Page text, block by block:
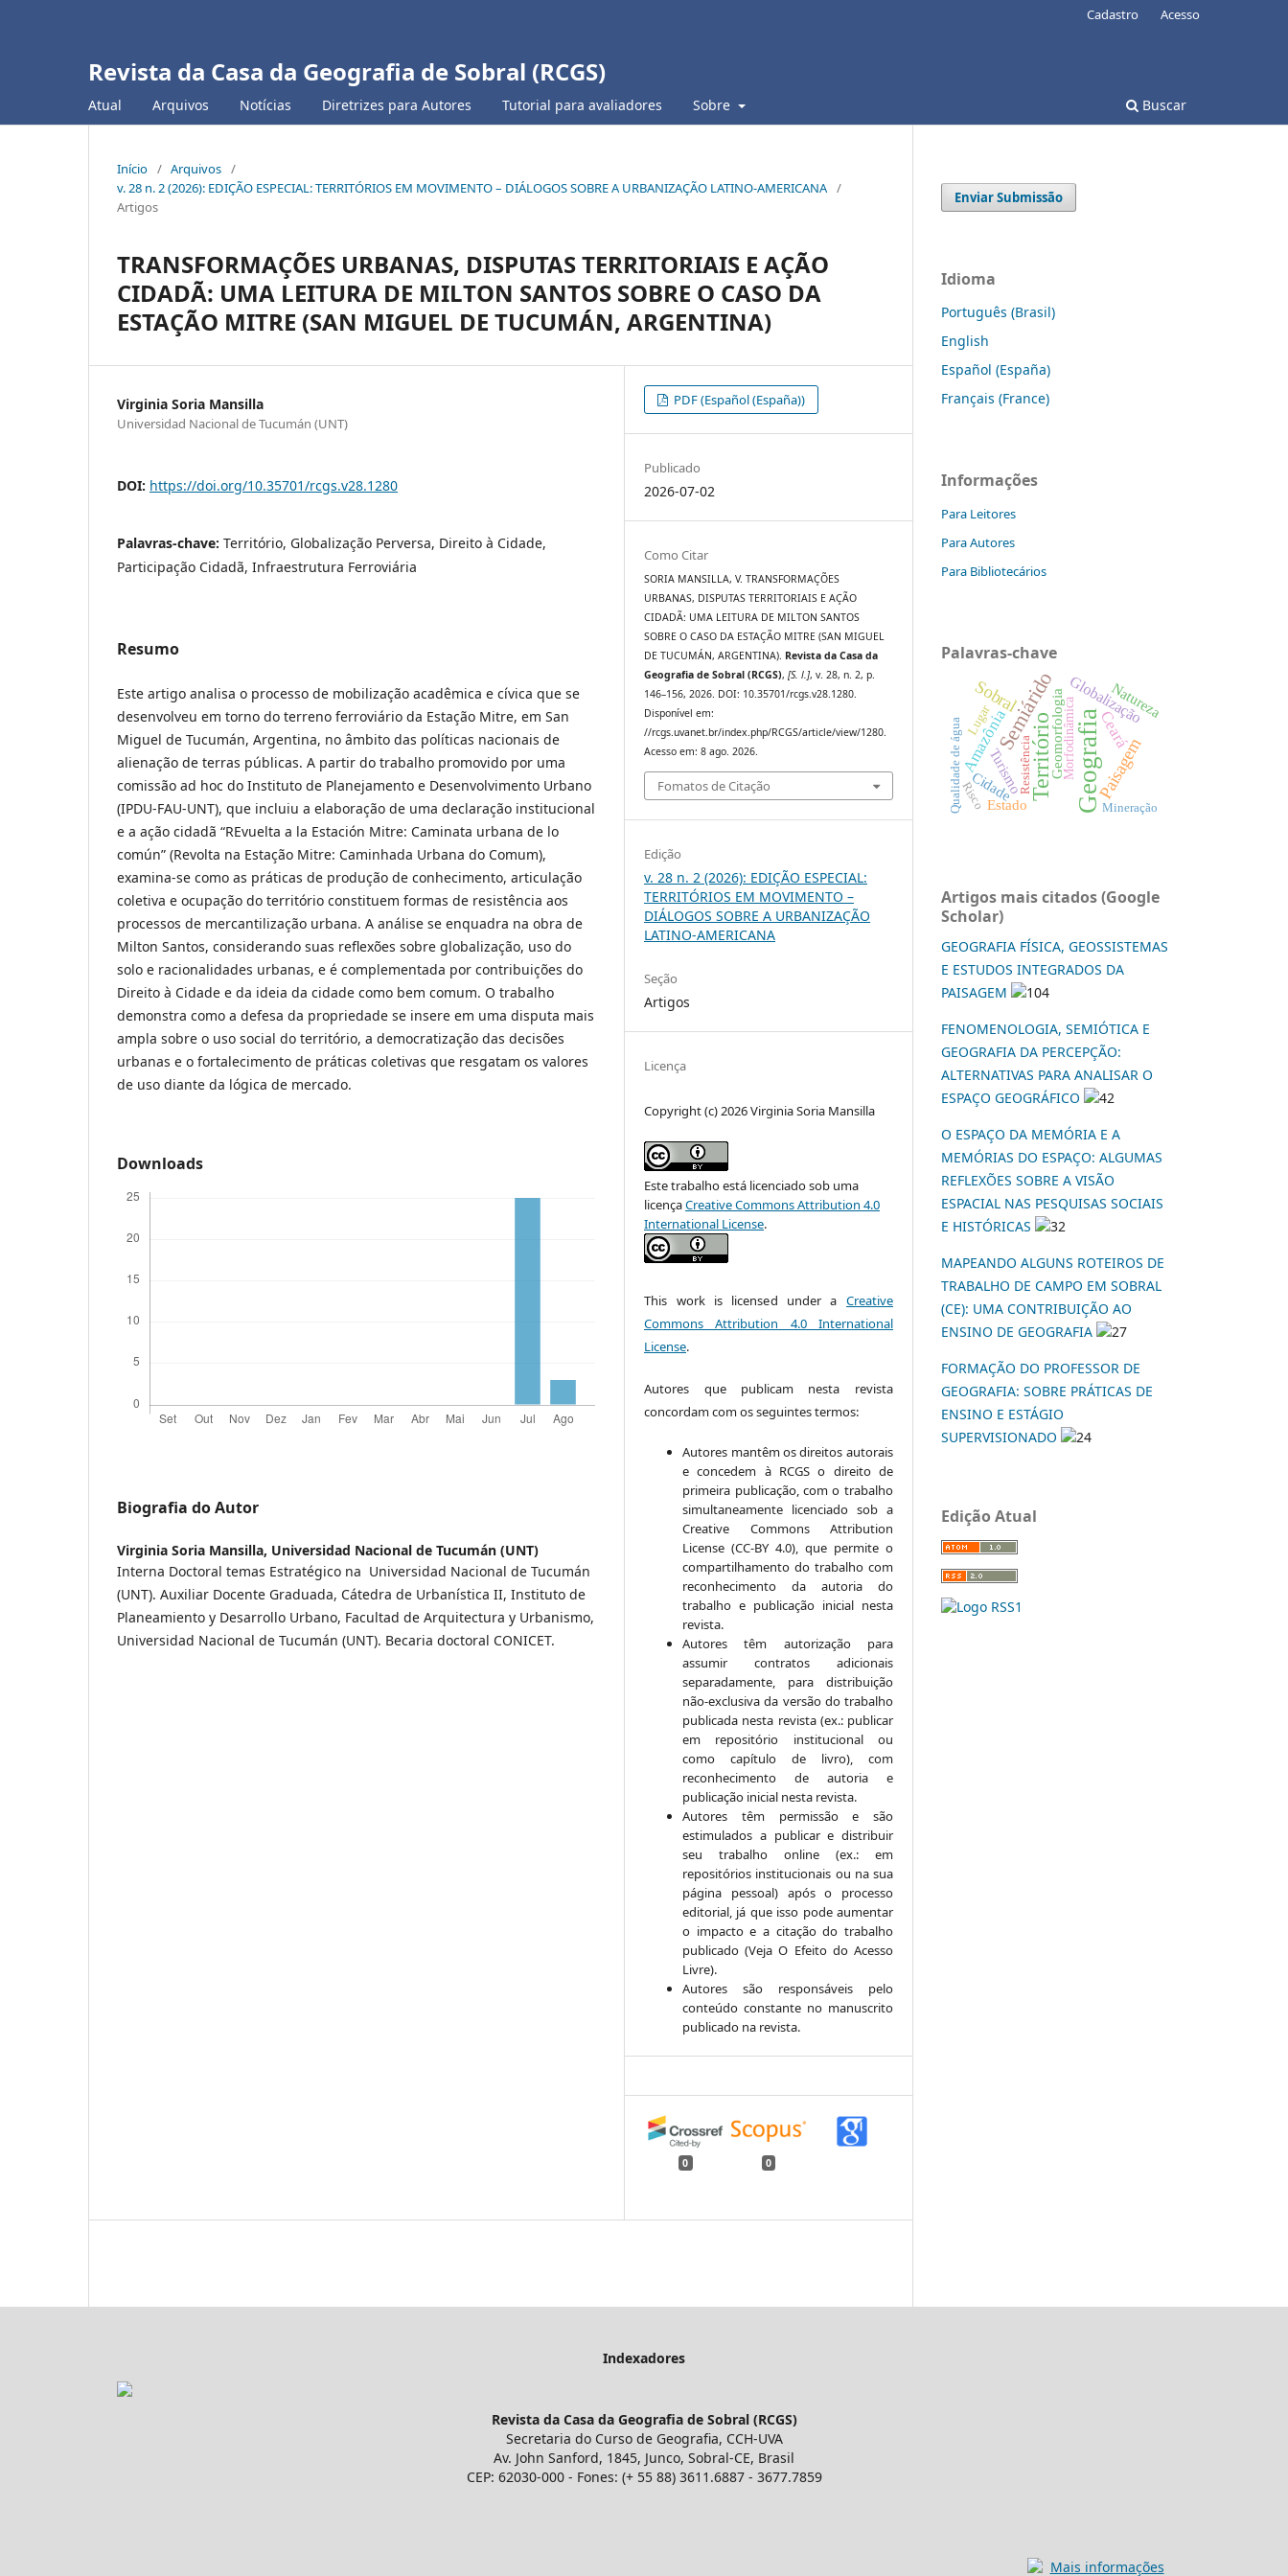
Revista da Casa da Geografia de Sobral (RCGS)
Atual Arquivos Notícias Diretrizes para Autores Tutorial para avaliadores Sobre Buscar
Cadastro Acesso
Início / Arquivos /
v. 28 n. 2 (2026): EDIÇÃO ESPECIAL: TERRITÓRIOS EM MOVIMENTO – DIÁLOGOS SOBRE A URBANIZAÇÃO LATINO-AMERICANA /
Artigos
TRANSFORMAÇÕES URBANAS, DISPUTAS TERRITORIAIS E AÇÃO
CIDADÃ: UMA LEITURA DE MILTON SANTOS SOBRE O CASO DA
ESTAÇÃO MITRE (SAN MIGUEL DE TUCUMÁN, ARGENTINA)
Virginia Soria Mansilla
Universidad Nacional de Tucumán (UNT)
DOI: https://doi.org/10.35701/rcgs.v28.1280
Palavras-chave: Território, Globalização Perversa, Direito à Cidade,
Participação Cidadã, Infraestrutura Ferroviária
Resumo
Este artigo analisa o processo de mobilização acadêmica e cívica que se
desenvolveu em torno do terreno ferroviário da Estação Mitre, em San
Miguel de Tucumán, Argentina, no âmbito das políticas nacionais de
alienação de terras públicas. A partir do trabalho promovido por uma
comissão ad hoc do Instituto de Planejamento e Desenvolvimento Urbano
(IPDU-FAU-UNT), que incluiu a elaboração de uma declaração institucional
e a ação cidadã “REvuelta a la Estación Mitre: Caminata urbana de lo
común” (Revolta na Estação Mitre: Caminhada Urbana do Comum),
examina-se como as práticas de produção de conhecimento, articulação
coletiva e ocupação do território constituem formas de resistência aos
processos de mercantilização urbana. A análise se enquadra na obra de
Milton Santos, considerando suas reflexões sobre globalização, uso do
solo e racionalidades urbanas, e é complementada por contribuições do
Direito à Cidade e da ideia da cidade como bem comum. O trabalho
demonstra como a defesa da propriedade se insere em uma disputa mais
ampla sobre o uso social do território, a democratização das decisões
urbanas e o fortalecimento de práticas coletivas que resgatam os valores
de uso diante da lógica de mercado.
Downloads
Biografia do Autor
Virginia Soria Mansilla, Universidad Nacional de Tucumán (UNT)
Interna Doctoral temas Estratégico na Universidad Nacional de Tucumán
(UNT). Auxiliar Docente Graduada, Cátedra de Urbanística II, Instituto de
Planeamiento y Desarrollo Urbano, Facultad de Arquitectura y Urbanismo,
Universidad Nacional de Tucumán (UNT). Becaria doctoral CONICET.
PDF (Español (España))
Publicado
2026-07-02
Como Citar
SORIA MANSILLA, V. TRANSFORMAÇÕES
URBANAS, DISPUTAS TERRITORIAIS E AÇÃO
CIDADÃ: UMA LEITURA DE MILTON SANTOS
SOBRE O CASO DA ESTAÇÃO MITRE (SAN MIGUEL
DE TUCUMÁN, ARGENTINA). Revista da Casa da
Geografia de Sobral (RCGS),[S. l.], v. 28, n. 2, p.
146–156, 2026. DOI: 10.35701/rcgs.v28.1280.
Disponível em:
//rcgs.uvanet.br/index.php/RCGS/article/view/1280.
Acesso em: 8 ago. 2026.
Fomatos de Citação
Edição
v. 28 n. 2 (2026): EDIÇÃO ESPECIAL:
TERRITÓRIOS EM MOVIMENTO –
DIÁLOGOS SOBRE A URBANIZAÇÃO
LATINO-AMERICANA
Seção
Artigos
Licença
Copyright (c) 2026 Virginia Soria Mansilla
Este trabalho está licenciado sob uma
licençaCreative Commons Attribution 4.0
International License.
This work is licensed under a Creative
Commons Attribution 4.0 International
License.
Autores que publicam nesta revista
concordam com os seguintes termos:
Autores mantêm os direitos autorais
e concedem à RCGS o direito de
primeira publicação, com o trabalho
simultaneamente licenciado sob a
Creative Commons Attribution
License (CC-BY 4.0), que permite o
compartilhamento do trabalho com
reconhecimento da autoria do
trabalho e publicação inicial nesta
revista.
Autores têm autorização para
assumir contratos adicionais
separadamente, para distribuição
não-exclusiva da versão do trabalho
publicada nesta revista (ex.: publicar
em repositório institucional ou
como capítulo de livro), com
reconhecimento de autoria e
publicação inicial nesta revista.
Autores têm permissão e são
estimulados a publicar e distribuir
seu trabalho online (ex.: em
repositórios institucionais ou na sua
página pessoal) após o processo
editorial, já que isso pode aumentar
o impacto e a citação do trabalho
publicado (Veja O Efeito do Acesso
Livre).
Autores são responsáveis pelo
conteúdo constante no manuscrito
publicado na revista.
0 0
Enviar Submissão
Idioma
Português (Brasil)
English
Español (España)
Français (France)
Informações
Para Leitores
Para Autores
Para Bibliotecários
Palavras-chave
Geografia
Território
Semiárido
Sobral
Paisagem
Ceará
Amazônia
Globalização
Geomorfologia
Turismo
Cidade
Natureza
Estado
Morfodinâmica
Lugar
Qualidade de água Resistência
Risco Mineração
Artigos mais citados (Google
Scholar)
GEOGRAFIA FÍSICA, GEOSSISTEMAS
E ESTUDOS INTEGRADOS DA
PAISAGEM
104
FENOMENOLOGIA, SEMIÓTICA E
GEOGRAFIA DA PERCEPÇÃO:
ALTERNATIVAS PARA ANALISAR O
ESPAÇO GEOGRÁFICO
42
O ESPAÇO DA MEMÓRIA E A
MEMÓRIAS DO ESPAÇO: ALGUMAS
REFLEXÕES SOBRE A VISÃO
ESPACIAL NAS PESQUISAS SOCIAIS
E HISTÓRICAS
32
MAPEANDO ALGUNS ROTEIROS DE
TRABALHO DE CAMPO EM SOBRAL
(CE): UMA CONTRIBUIÇÃO AO
ENSINO DE GEOGRAFIA
27
FORMAÇÃO DO PROFESSOR DE
GEOGRAFIA: SOBRE PRÁTICAS DE
ENSINO E ESTÁGIO
SUPERVISIONADO
24
Edição Atual
Indexadores
Revista da Casa da Geografia de Sobral (RCGS)
Secretaria do Curso de Geografia, CCH-UVA
Av. John Sanford, 1845, Junco, Sobral-CE, Brasil
CEP: 62030-000 - Fones: (+ 55 88) 3611.6887 - 3677.7859